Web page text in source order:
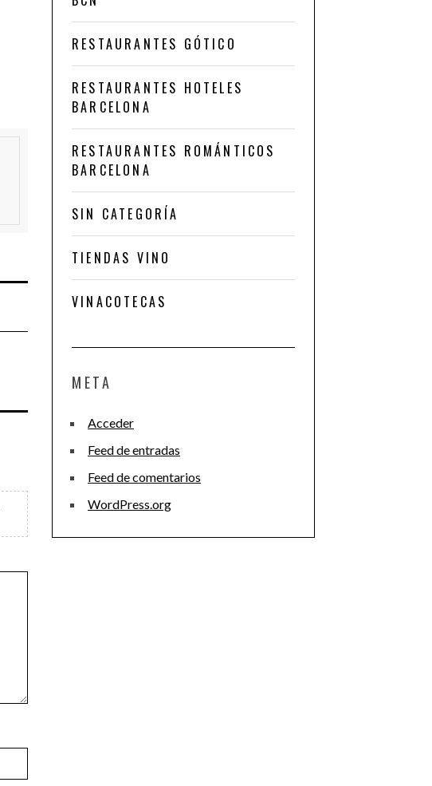
RESTAURANTES GÓTICO
RESTAURANTES HOTELES
BARCELONA
RESTAURANTES ROMÁNTICOS
BARCELONA
SIN CATEGORÍA
TIENDAS VINO
VINACOTECAS
META
Acceder
Feed de entradas
Feed de comentarios
WordPress.org